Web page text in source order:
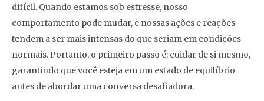
difícil. Quando estamos sob estresse, nosso
comportamento pode mudar, e nossas ações e reações
tendem a ser mais intensas do que seriam em condições
normais. Portanto, o primeiro passo é: cuidar de si mesmo,
garantindo que você esteja em um estado de equilíbrio
antes de abordar uma conversa desafiadora.